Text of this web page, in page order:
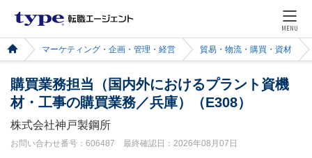
MENU
マーケティング・企画・管理・経営 貿易・物流・購買・資材
購買業務担当（国内外におけるプラント資機
材・工事の購買業務／兵庫）（E308）
株式会社神戸製鋼所
お問い合わせ番号：606487 最終確認日：2026年08月07日